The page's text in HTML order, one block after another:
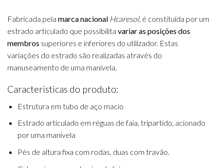
Fabricada pela marca nacional Hcaresol, é constituída por um
estrado articulado que possibilita variar as posições dos
membros superiores e inferiores do utilizador. Estas
variações do estrado são realizadas através do
manuseamento de uma manivela.
Características do produto:
Estrutura em tubo de aço macio
Estrado articulado em réguas de faia, tripartido, acionado
por uma manivela
Pés de altura fixa com rodas, duas com travão.